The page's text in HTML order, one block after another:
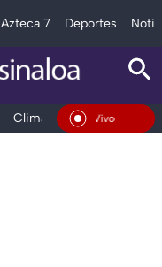
Azteca 7 Deportes
Clima Deportes
En Vivo